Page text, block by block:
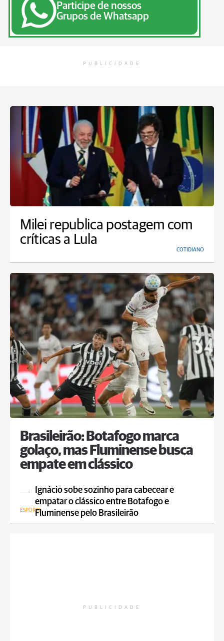
Participe de nossos
Grupos de Whatsapp
PUBLICIDADE
Milei republica postagem com
críticas a Lula
COTIDIANO
Brasileirão: Botafogo marca
golaço, mas Fluminense busca
empate em clássico
Ignácio sobe sozinho para cabecear e
empatar o clássico entre Botafogo e
Fluminense pelo Brasileirão
ESPORTE
PUBLICIDADE